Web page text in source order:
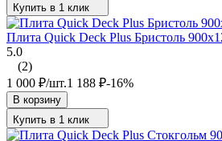
Купить в 1 клик
Плита Quick Deck Plus Бристоль
5.0
(2)
1 000 ₽/шт.1 188 ₽-16%
В корзину
Купить в 1 клик